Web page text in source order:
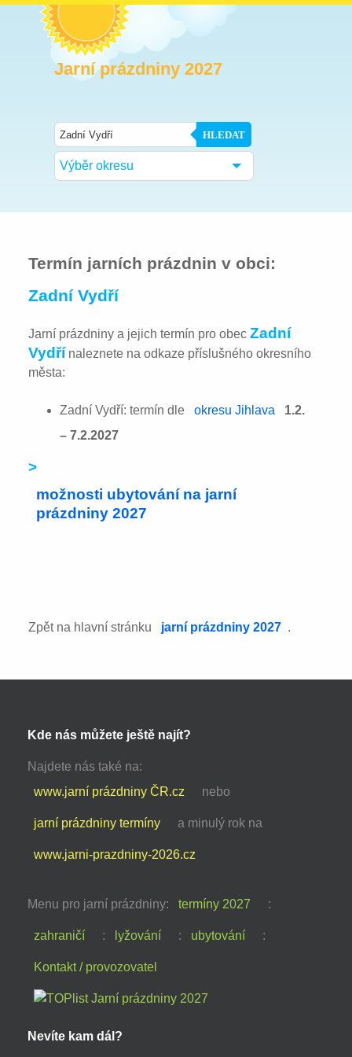
Jarní prázdniny 2027
HLEDAT
Výběr okresu
Termín jarních prázdnin v obci:
Zadní Vydří
Jarní prázdniny a jejich termín pro obecZadní
Vydří naleznete na odkaze příslušného okresního
města:
Zadní Vydří: termín dle okresu Jihlava
1.2.
– 7.2.2027
>
možnosti ubytování na jarní
prázdniny 2027
Zpět na hlavní stránku jarní prázdniny 2027 .
Kde nás můžete ještě najít?
Najdete nás také na:
www.jarní prázdniny ČR.cz
nebo
jarní prázdniny termíny a minulý rok na
www.jarni-prazdniny-2026.cz
Menu pro jarní prázdniny: termíny 2027 :
zahraničí : lyžování : ubytování :
Kontakt / provozovatel
Nevíte kam dál?